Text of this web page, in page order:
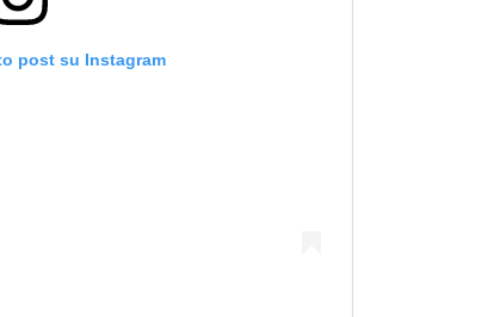
post su Instagram